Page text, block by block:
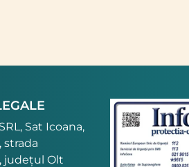
Sat Icoana,
strada
județul Olt